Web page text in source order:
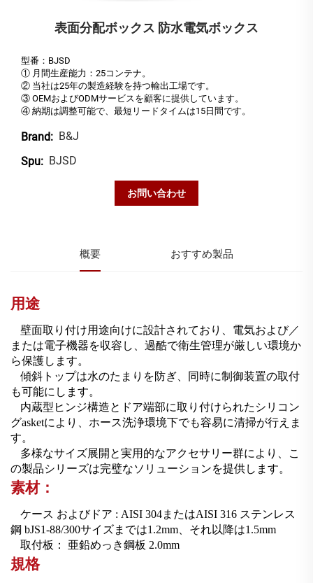
表面分配ボックス 防水電気ボックス
型番：BJSD
① 月間生産能力：25コンテナ。
② 当社は25年の製造経験を持つ輸出工場です。
③ OEMおよびODMサービスを顧客に提供しています。
④ 納期は調整可能で、最短リードタイムは15日間です。
Brand: B&J
Spu: BJSD
お問い合わせ
概要 おすすめ製品
用途
壁面取り付け用途向けに設計されており、電気および／
または電子機器を収容し、過酷で衛生管理が厳しい環境か
ら保護します。
傾斜トップは水のたまりを防ぎ、同時に制御装置の取付
も可能にします。
内蔵型ヒンジ構造とドア端部に取り付けられたシリコン
グasketにより、ホース洗浄環境下でも容易に清掃が行えま
す。
多様なサイズ展開と実用的なアクセサリー群により、こ
の製品シリーズは完璧なソリューションを提供します。
素材：
ケース およびドア : AISI 304またはAISI 316 ステンレス
鋼 bJS1-88/300サイズまでは1.2mm、それ以降は1.5mm
取付板： 亜鉛めっき鋼板 2.0mm
規格